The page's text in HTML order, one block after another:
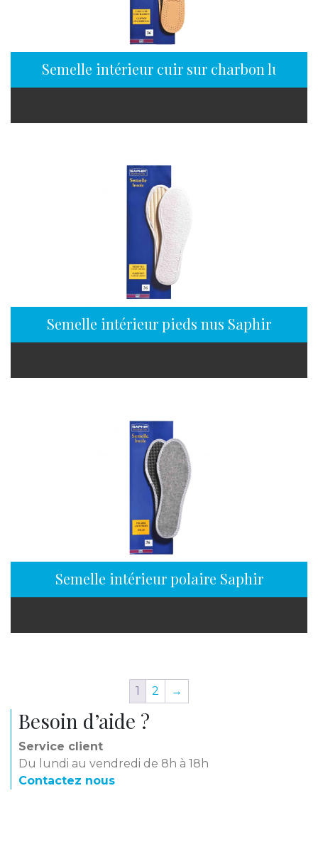
Besoin d’aide ?
Service client
Du lundi au vendredi de 8h à 18h
Contactez nous
Semelle intérieur cuir sur charbon luxe
Semelle intérieur pieds nus Saphir
Semelle intérieur polaire Saphir
1 2 →